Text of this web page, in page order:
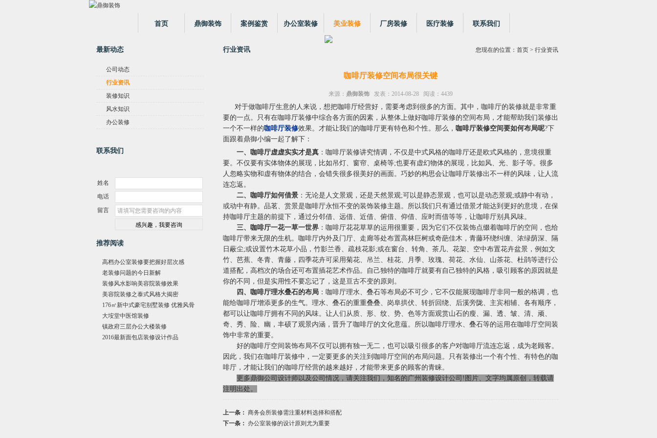
首页 鼎御装饰 案例鉴赏 办公室装修 美业装修 厂房装修 医疗装修 联系我们
最新动态
公司动态
行业资讯
装修知识
风水知识
办公装修
联系我们
姓名
电话
留言
推荐阅读
高档办公室装修要把握好层次感
老装修问题的今日新解
装修风水影响美容院装修效果
美容院装修之泰式风格大揭密
176㎡新中式豪宅别墅装修 优雅风骨
大垵堂中医馆装修
镇政府三层办公大楼装修
2016最新面包店装修设计作品
行业资讯 您现在的位置： 首页 > 行业资讯
咖啡厅装修空间布局很关键
来源： 鼎御装饰 发表：2014-08-28 阅读：4439
对于做咖啡厅生意的人来说，想把咖啡厅经营好，需要考虑到很多的方面。其中，咖啡厅的装修就是非常重
要的一点。只有在咖啡厅装修中综合各方面的因素，从整体上做好咖啡厅装修的空间布局，才能帮助我们装修出
一个不一样的咖啡厅装修效果。才能让我们的咖啡厅更有特色和个性。那么， 咖啡厅装修空间要如何布局呢?下
面跟着鼎御小编一起了解下：
一、咖啡厅虚虚实实才是真 ：咖啡厅装修讲究情调，不仅是中式风格的咖啡厅还是欧式风格的，意境很重
要。不仅要有实体物体的展现，比如吊灯、窗帘、桌椅等;也要有虚幻物体的展现，比如风、光、影子等。很多
人忽略实物和虚有物体的结合，会错失很多很美好的画面。巧妙的构思会让咖啡厅装修出不一样的风味，让人流
连忘返。
二、咖啡厅如何借景 ：无论是人文景观，还是天然景观;可以是静态景观，也可以是动态景观;或静中有动，
或动中有静。品茗、赏景是咖啡厅永恒不变的装饰装修主题。所以我们只有通过借景才能达到更好的意境，在保
持咖啡厅主题的前提下，通过分邻借、远借、近借、俯借、仰借、应时而借等等，让咖啡厅别具风味。
三、咖啡厅一花一草一世界 ：咖啡厅花花草草的运用很重要，因为它们不仅装饰点缀着咖啡厅的空间，也给
咖啡厅带来无限的生机。咖啡厅内外及门厅、走廊等处布置高林巨树或奇葩佳木，青藤环绕纠缠、浓绿荫深、隔
日蔽尘;或设置竹木花草小品，竹影兰香、疏枝花影;或在窗台、转角、茶几、花架、空中布置花卉盆景，例如文
竹、芭蕉、冬青、青藤，四季花卉可采用菊花、吊兰、桂花、月季、玫瑰、荷花、水仙、山茶花、杜鹃等进行公
道搭配，高档次的场合还可布置插花艺术作品。自己独特的咖啡厅就要有自己独特的风格，吸引顾客的原因就是
你的不同，但是实用性不要忘记了，这是亘古不变的原则。
四、咖啡厅理水叠石的布局 ：咖啡厅理水、叠石等布局必不可少，它不仅能展现咖啡厅非同一般的格调，也
能给咖啡厅增添更多的生气。理水、叠石的重重叠叠、岗阜拱伏、转折回绕、后溪旁陇、主宾相辅、各有顺序，
都可以让咖啡厅拥有不同的风味。让人们从质、形、纹、势、色等方面观赏山石的瘦、漏、透、皱、清、顽、
奇、秀、险、幽，丰硕了观景内涵，晋升了咖啡厅的文化意蕴。所以咖啡厅理水、叠石等的运用在咖啡厅空间装
饰中非常的重要。
好的咖啡厅空间装饰布局不仅可以拥有独一无二，也可以吸引很多的客户对咖啡厅流连忘返，成为老顾客。
因此，我们在咖啡厅装修中，一定要更多的关注到咖啡厅空间的布局问题。只有装修出一个有个性、有特色的咖
啡厅，才能让我们的咖啡厅经营的越来越好，才能带来更多的顾客的青睐。
更多鼎御公司设计师以及公司情况，请关注我们，知名的广州装修设计公司!图片、文字均属原创，转载请
注明出处。
上一条： 商务会所装修需注重材料选择和搭配
下一条： 办公室装修的设计原则尤为重要